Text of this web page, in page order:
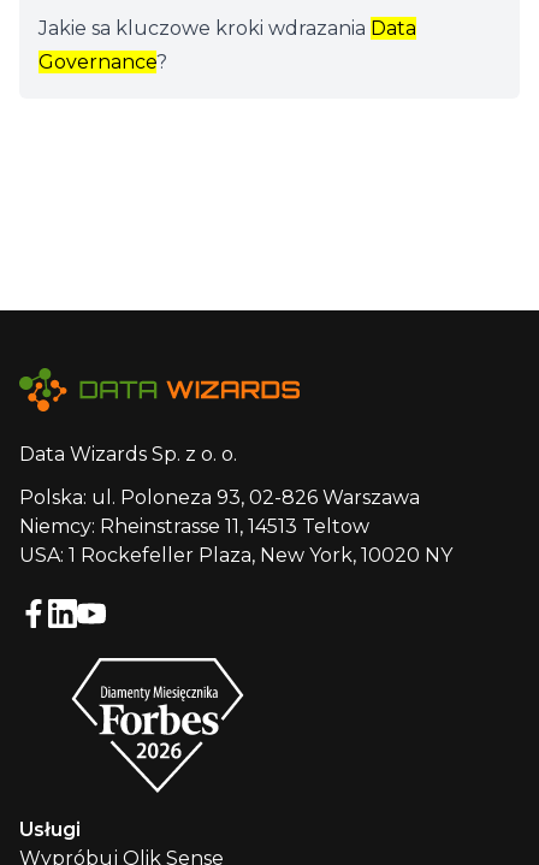
Jakie sa kluczowe kroki wdrazania Data
Governance?
Data Wizards Sp. z o. o.
Polska: ul. Poloneza 93, 02-826 Warszawa
Niemcy: Rheinstrasse 11, 14513 Teltow
USA: 1 Rockefeller Plaza, New York, 10020 NY
Usługi
Wypróbuj Qlik Sense